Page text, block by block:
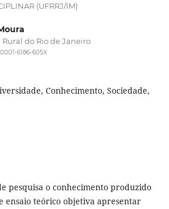
(UFRRJ/IM)
do Rio de Janeiro
6186-605X
Conhecimento, Sociedade,
pesquisa o conhecimento produzido
ensaio teórico objetiva apresentar